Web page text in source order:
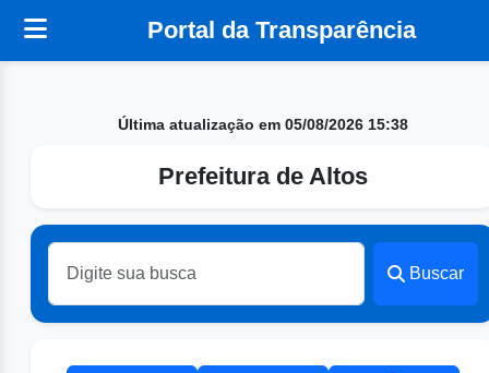
Portal da Transparência
Última atualização em 05/08/2026 15:38
Prefeitura de Altos
Buscar